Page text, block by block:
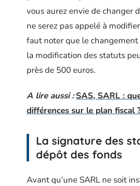
vous aurez envie de changer
ne serez pas appelé à
faut noter que le
la modification des statuts
près de 500 euros.
A lire aussi : SAS, SARL :
différences sur le plan fiscal
La signature des
dépôt des fonds
Avant qu’une SARL ne soit